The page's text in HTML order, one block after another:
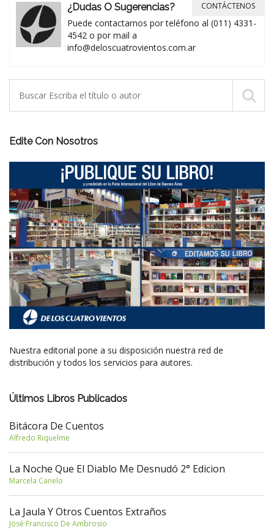
¿Dudas O Sugerencias?
Puede contactarnos por teléfono al (011) 4331-
4542 o por mail a
info@deloscuatrovientos.com.ar
CONTÁCTENOS
Edite Con Nosotros
Nuestra editorial pone a su disposición nuestra red de
distribución y todos los servicios para autores.
Últimos Libros Publicados
Bitácora De Cuentos
Alfredo Riquelme
La Noche Que El Diablo Me Desnudó 2° Edicion
Marcela Canelo
La Jaula Y Otros Cuentos Extraños
José Francisco De Ambrosio